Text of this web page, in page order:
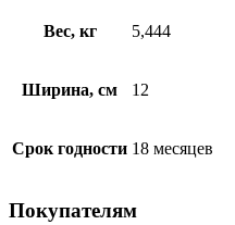
Вес, кг 5,444
Ширина, см 12
Срок годности 18 месяцев
Покупателям